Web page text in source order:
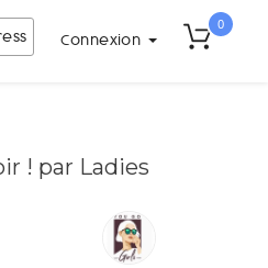
Connexion
0
! par Ladies